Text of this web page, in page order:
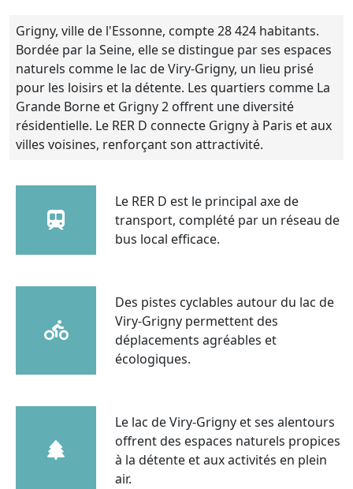
Grigny, ville de l'Essonne, compte 28 424 habitants.
Bordée par la Seine, elle se distingue par ses espaces
naturels comme le lac de Viry-Grigny, un lieu prisé
pour les loisirs et la détente. Les quartiers comme La
Grande Borne et Grigny 2 offrent une diversité
résidentielle. Le RER D connecte Grigny à Paris et aux
villes voisines, renforçant son attractivité.
Le RER D est le principal axe de
transport, complété par un réseau de
bus local efficace.
Des pistes cyclables autour du lac de
Viry-Grigny permettent des
déplacements agréables et
écologiques.
Le lac de Viry-Grigny et ses alentours
offrent des espaces naturels propices
à la détente et aux activités en plein
air.